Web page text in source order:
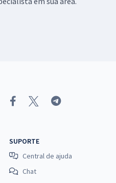
SUPORTE
Central de ajuda
Chat